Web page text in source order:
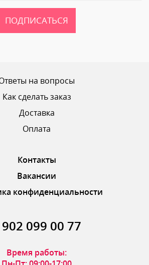
ОТПРАВИТЬ ОТЗЫВ
ПОДПИСАТЬСЯ
на вопросы
Как сделать заказ
Доставка
Оплата
Контакты
Вакансии
конфиденциальности
099 00 77
Время работы: